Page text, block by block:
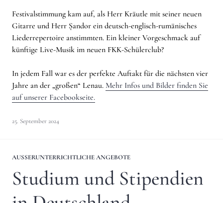
Festivalstimmung kam auf, als Herr Kräutle mit seiner neuen
Gitarre und Herr Șandor ein deutsch-englisch-rumänisches
Liederrepertoire anstimmten. Ein kleiner Vorgeschmack auf
künftige Live-Musik im neuen FKK-Schülerclub?
In jedem Fall war es der perfekte Auftakt für die nächsten vier
Jahre an der „großen“ Lenau. Mehr Infos und Bilder finden Sie
auf unserer Facebookseite.
25. September 2024
AUSSERUNTERRICHTLICHE ANGEBOTE
Studium und Stipendien